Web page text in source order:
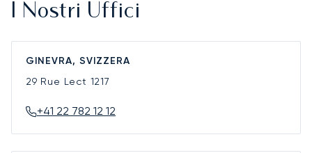
I Nostri Uffici
GINEVRA, SVIZZERA
29 Rue Lect 1217
+41 22 782 12 12